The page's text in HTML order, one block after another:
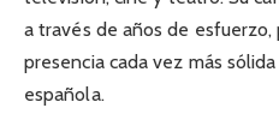
a través de años de
presencia cada vez más
española.